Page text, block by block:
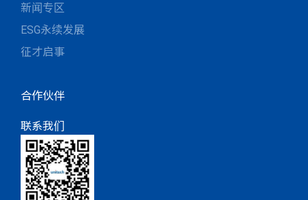
新闻专区
ESG永续发展
征才启事
合作伙伴
联系我们